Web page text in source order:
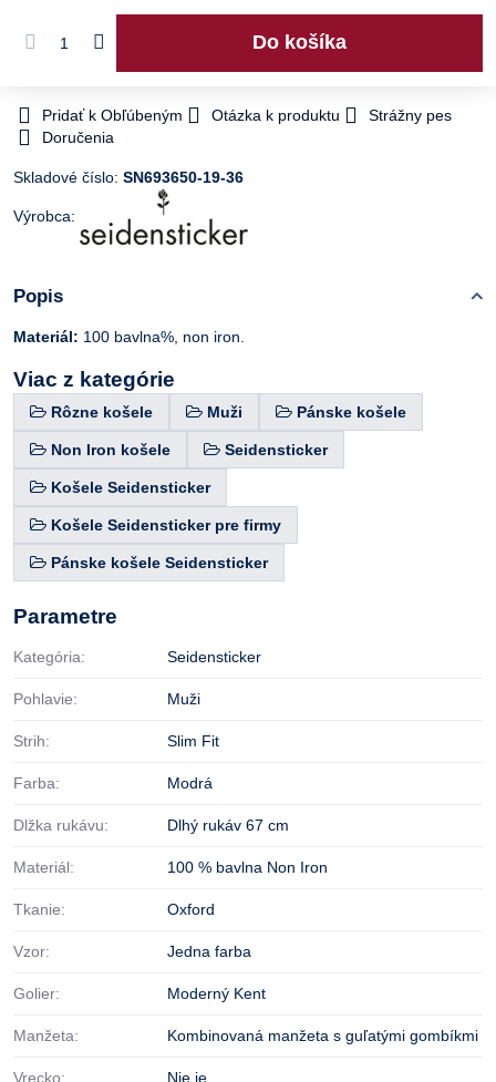
Do košíka
Pridať k Obľúbeným Otázka k produktu
Strážny pes
Doručenia
Skladové číslo: SN693650-19-36
Výrobca:
Popis
Materiál: 100 bavlna%, non iron.
Viac z kategórie
Rôzne košele Muži Pánske košele
Non Iron košele Seidensticker
Košele Seidensticker
Košele Seidensticker pre firmy
Pánske košele Seidensticker
Parametre
Kategória: Seidensticker
Pohlavie: Muži
Strih: Slim Fit
Farba: Modrá
Dlžka rukávu: Dlhý rukáv 67 cm
Materiál: 100 % bavlna Non Iron
Tkanie: Oxford
Vzor: Jedna farba
Golier: Moderný Kent
Manžeta: Kombinovaná manžeta s guľatými gombíkmi
Vrecko: Nie je